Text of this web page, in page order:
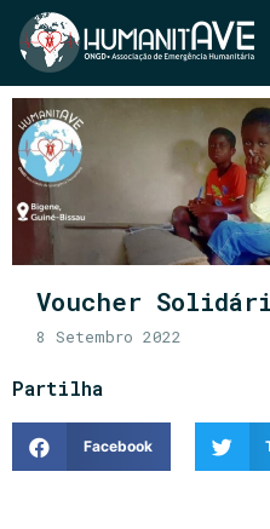
Voucher
8 Setembro 2022
Partilha
Facebook